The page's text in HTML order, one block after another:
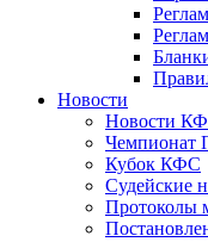
Новости
Новости
Чемпионат
Кубок КФС
Судейские
Протоколы